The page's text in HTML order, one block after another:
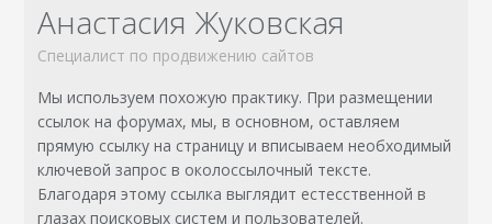
Анастасия Жуковская
Специалист по продвижению сайтов
Мы используем похожую практику. При размещении
ссылок на форумах, мы, в основном, оставляем
прямую ссылку на страницу и вписываем необходимый
ключевой запрос в околоссылочный тексте.
Благодаря этому ссылка выглядит естесственной в
глазах поисковых систем и пользователей.